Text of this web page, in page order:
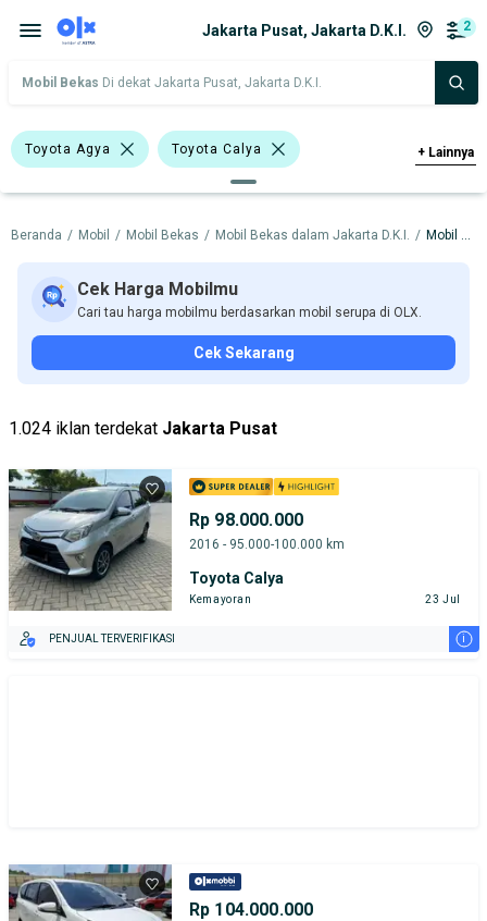
Jakarta Pusat, Jakarta D.K.I. 2
Mobil Bekas Di dekat Jakarta Pusat, Jakarta D.K.I.
Toyota Agya Toyota Calya
Toyota
Harga Merek Dan Model Tahun
Tipe Bodi Tipe Membership
+ Lainnya
Beranda / Mobil / Mobil Bekas / Mobil Bekas dalam Jakarta D.K.I. / Mobil Bekas dalam Jakarta Pusat
Cek Harga Mobilmu
Cari tau harga mobilmu berdasarkan mobil serupa di OLX.
Cek Sekarang
1.024 iklan terdekat Jakarta Pusat
Rp 98.000.000
2016 - 95.000-100.000 km
Toyota Calya
Kemayoran 23 Jul
PENJUAL TERVERIFIKASI i
Rp 104.000.000